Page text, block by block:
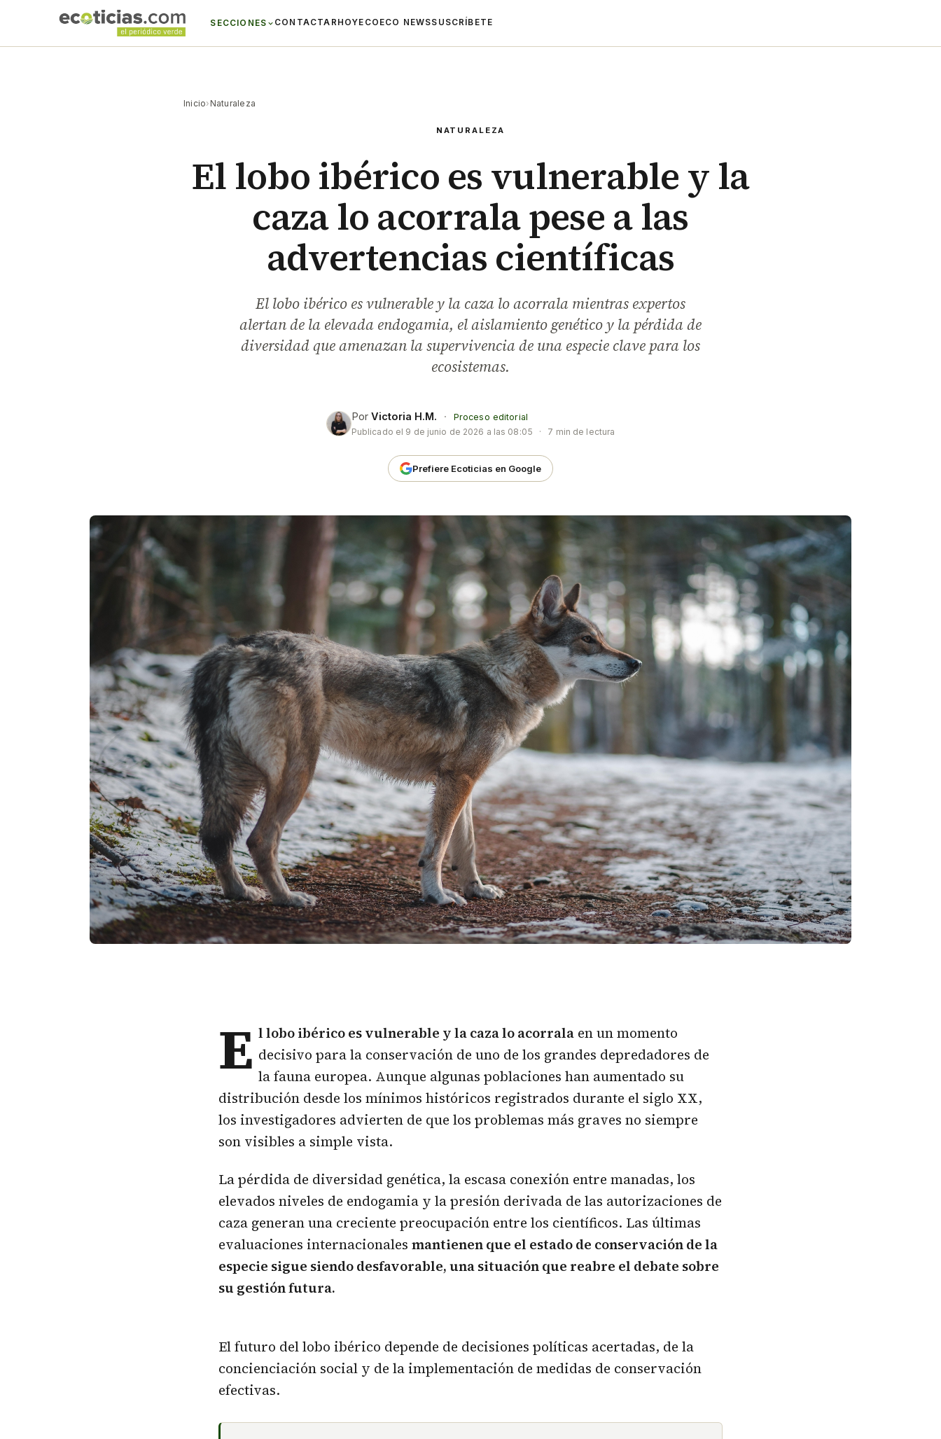
SECCIONES CONTACTAR HOYECO ECO NEWSSUSCRÍBETE
Inicio› Naturaleza
NATURALEZA
El lobo ibérico es vulnerable y la
caza lo acorrala pese a las
advertencias científicas
El lobo ibérico es vulnerable y la caza lo acorrala mientras expertos
alertan de la elevada endogamia, el aislamiento genético y la pérdida de
diversidad que amenazan la supervivencia de una especie clave para los
ecosistemas.
Por Victoria H.M. ·
Proceso editorial
Publicado el 9 de junio de 2026 a las 08:05 · 7 min de lectura
Prefiere Ecoticias en Google
E llobo ibéricoes vulnerable y la caza lo acorrala en un momento
decisivo para la conservación de uno de los grandes depredadores de
la fauna europea. Aunque algunas poblaciones han aumentado su
distribución desde los mínimos históricos registrados durante el siglo XX,
los investigadores advierten de que los problemas más graves no siempre
son visibles a simple vista.
La pérdida de diversidad genética, la escasa conexión entre manadas, los
elevados niveles de endogamia y la presión derivada de las autorizaciones de
caza generan una creciente preocupación entre los científicos. Las últimas
evaluaciones internacionales mantienen que el estado de conservación de la
especie sigue siendo desfavorable, una situación que reabre el debate sobre
su gestión futura.
El futuro del lobo ibérico depende de decisiones políticas acertadas, de la
concienciación social y de la implementación de medidas de conservación
efectivas.